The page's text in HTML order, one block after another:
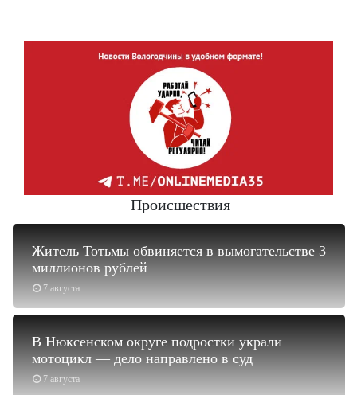
Происшествия
7 августа
Житель Тотьмы обвиняется в вымогательстве 3
миллионов рублей
7 августа
В Нюксенском округе подростки украли
мотоцикл — дело направлено в суд